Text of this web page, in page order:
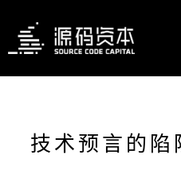
技术预言的